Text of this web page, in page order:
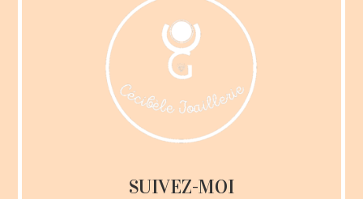
SUIVEZ-MOI